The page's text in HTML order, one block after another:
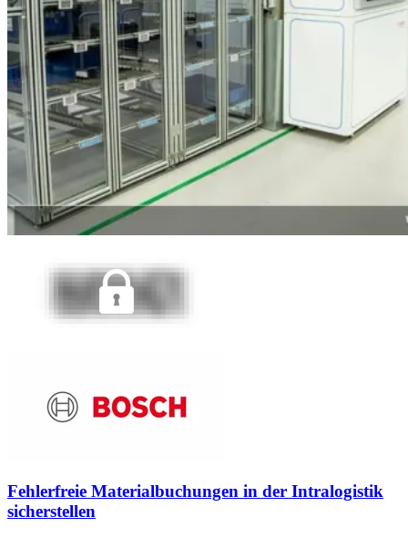
Fehlerfreie Materialbuchungen in der Intralogistik
sicherstellen